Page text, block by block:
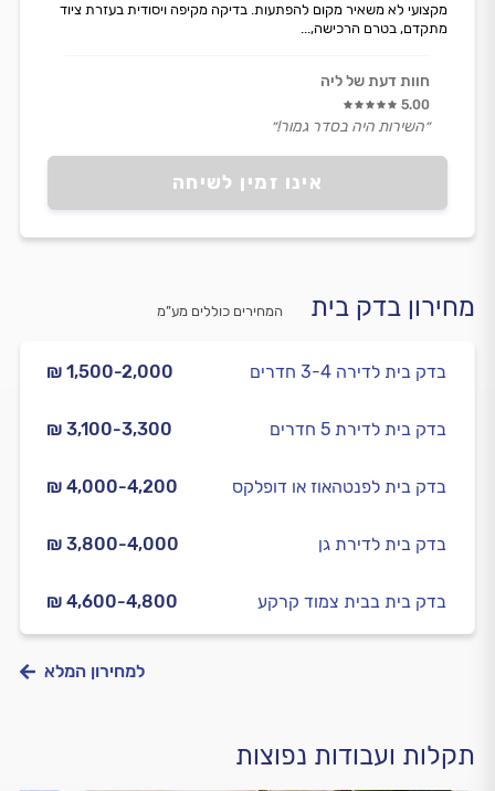
אינו זמין לשיחה
מקצועי לא משאיר מקום להפתעות. בדיקה מקיפה ויסודית בעזרת ציוד
מתקדם, בטרם הרכישה,...
חוות דעת של ליה
5.00
״השירות היה בסדר גמור!״
מחירון בדק בית המחירים כוללים מע”מ
₪ 1,500-2,000 בדק בית לדירה 3-4 חדרים
₪ 3,100-3,300 בדק בית לדירת 5 חדרים
₪ 4,000-4,200 בדק בית לפנטהאוז או דופלקס
₪ 3,800-4,000 בדק בית לדירת גן
₪ 4,600-4,800 בדק בית בבית צמוד קרקע
למחירון המלא
תקלות ועבודות נפוצות